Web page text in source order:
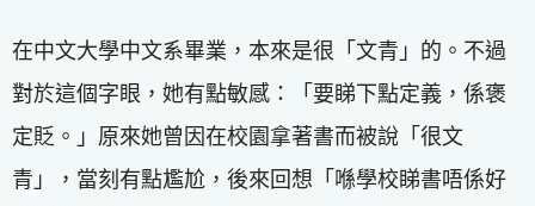
在中文大學中文系畢業，本來是很「文青」的。不過
對於這個字眼，她有點敏感：「要睇下點定義，係褒
定貶。」原來她曾因在校園拿著書而被說「很文
青」，當刻有點尷尬，後來回想「喺學校睇書唔係好